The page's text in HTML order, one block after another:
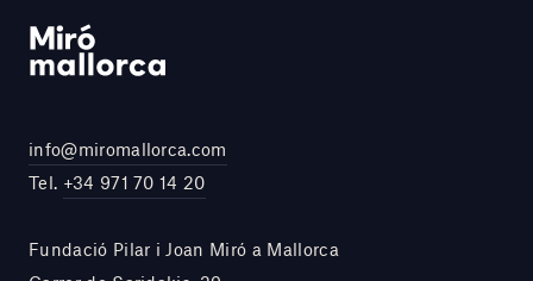
info@miromallorca.com
Tel. +34 971 70 14 20
Fundació Pilar i Joan Miró a Mallorca